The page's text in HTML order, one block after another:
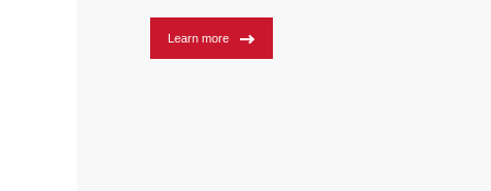
Learn more